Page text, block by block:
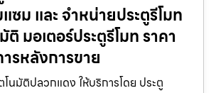
ซม และ จำหน่ายประตูรีโมท
ติ มอเตอร์ประตูรีโมท ราคา
รหลังการขาย
นมัติปลวกแดง ให้บริการโดย ประตู